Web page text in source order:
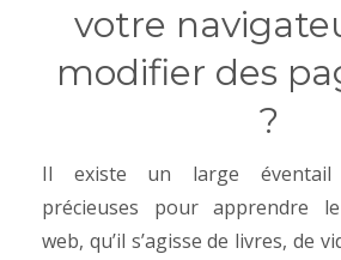
votre
modifier des
?
Il existe un large éventail
précieuses pour apprendre
web, qu’il s’agisse de livres, de